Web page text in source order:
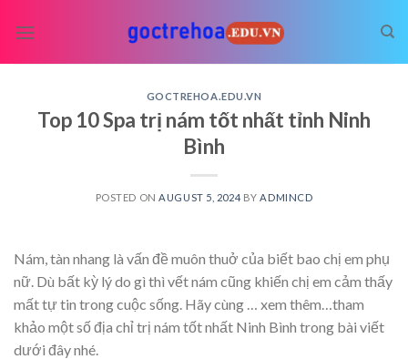
GOCTREHOA.EDU.VN
Top 10 Spa trị nám tốt nhất tỉnh Ninh
Bình
POSTED ON AUGUST 5, 2024 BY ADMINCD
Nám, tàn nhang là vấn đề muôn thuở của biết bao chị em phụ
nữ. Dù bất kỳ lý do gì thì vết nám cũng khiến chị em cảm thấy
mất tự tin trong cuộc sống. Hãy cùng
… xem thêm… tham
khảo một số địa chỉ trị nám tốt nhất Ninh Bình trong bài viết
dưới đây nhé.